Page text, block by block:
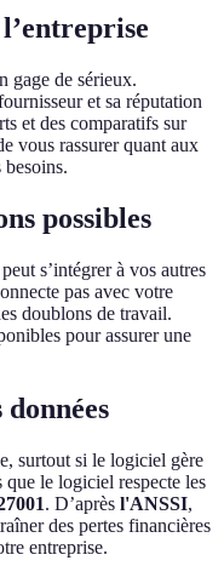
gage de sérieux.
et sa réputation
et des comparatifs sur
vous rassurer quant aux
besoins.
possibles
s’intégrer à vos autres
pas avec votre
doublons de travail.
pour assurer une
surtout si le logiciel gère
le logiciel respecte les
. D’après l'ANSSI,
des pertes financières
entreprise.